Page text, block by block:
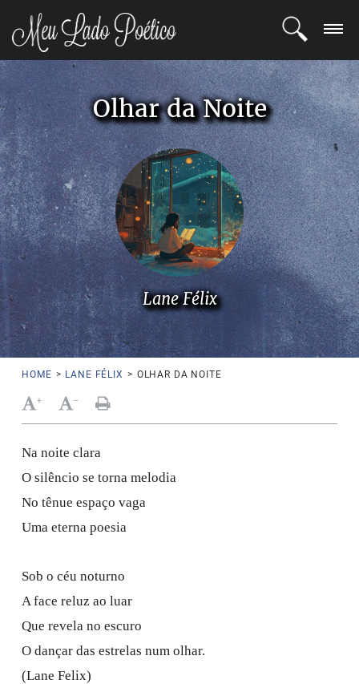
LOGIN
REGISTRO
POETAS
BLOG
COMUNIDADE
Olhar da Noite
Lane Félix
HOME > LANE FÉLIX > OLHAR DA NOITE
+ -
Na noite clara
O silêncio se torna melodia
No tênue espaço vaga
Uma eterna poesia
Sob o céu noturno
A face reluz ao luar
Que revela no escuro
O dançar das estrelas num olhar.
(Lane Felix)